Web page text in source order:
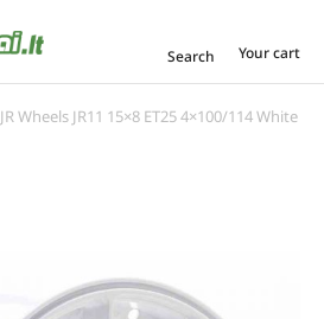
Search Your cart
JR Wheels JR11 15×8 ET25 4×100/114 White